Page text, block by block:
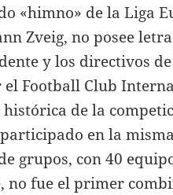
«himno» de la Liga
Zveig, no posee
y los directivos
Football Club
de la
en la
grupos, con 40
no fue el primer